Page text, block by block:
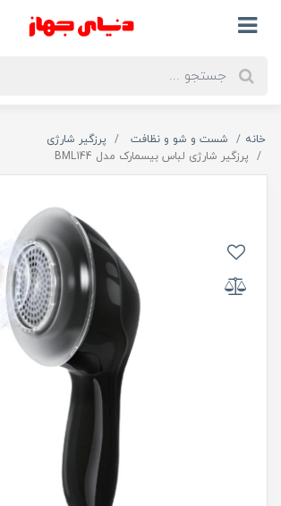
خانه شست و شو و نظافت
پرزگیر شارژی
پرزگیر شارژی لباس بیسمارک مدل BML144